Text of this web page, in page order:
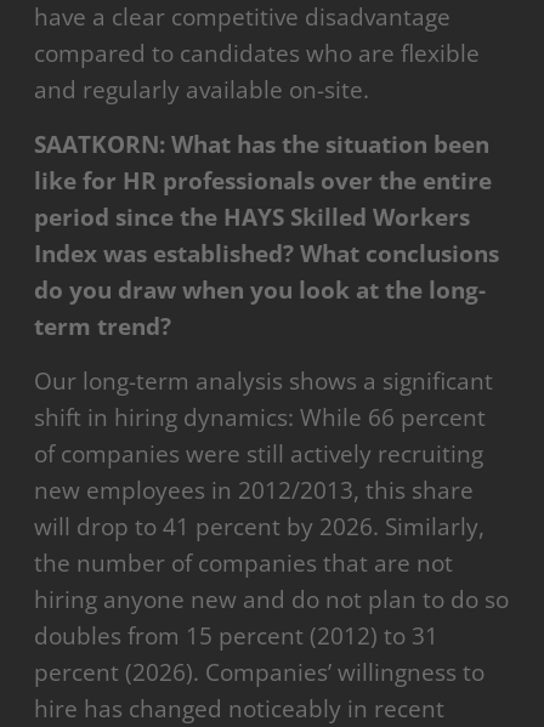
have a clear competitive disadvantage
compared to candidates who are flexible
and regularly available on-site.
SAATKORN: What has the situation been
like for HR professionals over the entire
period since the HAYS Skilled Workers
Index was established? What conclusions
do you draw when you look at the long-
term trend?
Our long-term analysis shows a significant
shift in hiring dynamics: While 66 percent
of companies were still actively recruiting
new employees in 2012/2013, this share
will drop to 41 percent by 2026. Similarly,
the number of companies that are not
hiring anyone new and do not plan to do so
doubles from 15 percent (2012) to 31
percent (2026). Companies’ willingness to
hire has changed noticeably in recent